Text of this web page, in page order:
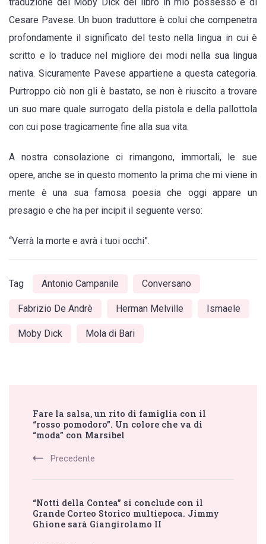
Cesare Pavese. Un buon traduttore è colui che compenetra
profondamente il significato del testo nella lingua in cui è
scritto e lo traduce nel migliore dei modi nella sua lingua
nativa. Sicuramente Pavese appartiene a questa categoria.
Purtroppo ciò non gli è bastato, se non è riuscito a trovare
un suo mare quale surrogato della pistola e della pallottola
con cui pose tragicamente fine alla sua vita.
A nostra consolazione ci rimangono, immortali, le sue
opere, anche se in questo momento la prima che mi viene in
mente è una sua famosa poesia che oggi appare un
presagio e che ha per incipit il seguente verso:
“Verrà la morte e avrà i tuoi occhi”.
Tag Antonio Campanile Conversano
Fabrizio De Andrè Herman Melville Ismaele
Moby Dick Mola di Bari
Navigation
Fare la salsa, un rito di famiglia con il
“rosso pomodoro”. Un colore che va di
“moda” con Marsibel
Precedente
“Notti della Contea” si conclude con il
Grande Corteo Storico multiepoca. Jimmy
Ghione sarà Giangirolamo II